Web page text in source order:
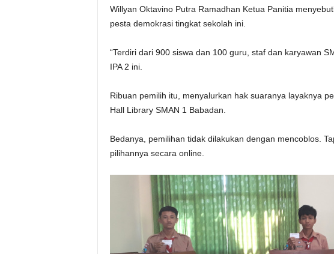
Willyan Oktavino Putra Ramadhan Ketua Panitia
pesta demokrasi tingkat sekolah ini.
“Terdiri dari 900 siswa dan 100 guru, staf dan karyawan
IPA 2 ini.
Ribuan pemilih itu, menyalurkan hak suaranya layaknya
Hall Library SMAN 1 Babadan.
Bedanya, pemilihan tidak dilakukan dengan mencoblos.
pilihannya secara online.